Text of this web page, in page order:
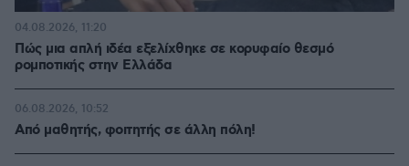
Πώς μια απλή ιδέα εξελίχθηκε σε κορυφαίο θεσμό
ρομποτικής στην Ελλάδα
04.08.2026, 11:20
Από μαθητής, φοιτητής σε άλλη πόλη!
06.08.2026, 10:52